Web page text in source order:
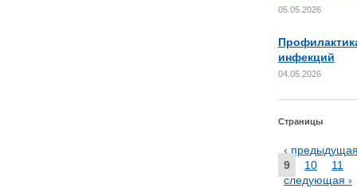
05.05.2026
инфекций
04.05.2026
Страницы
‹
9
10
11
следующая ›